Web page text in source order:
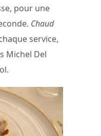
pour une
Chaud
service,
Michel Del